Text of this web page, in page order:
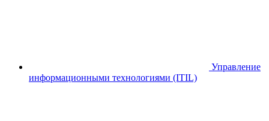
Управление
информационными технологиями (ITIL)